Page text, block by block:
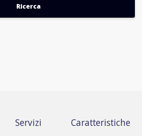
Servizi Caratteristiche